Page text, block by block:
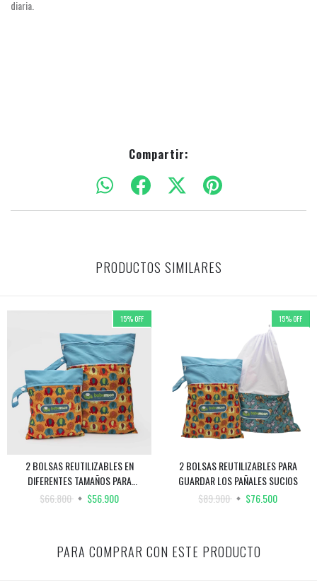
diaria.
Compartir:
PRODUCTOS SIMILARES
15% OFF
2 BOLSAS REUTILIZABLES EN
DIFERENTES TAMAÑOS PARA
GUARDAR LOS PAÑALES SUCIOS EN
$66.800 $56.900
15% OFF
2 BOLSAS REUTILIZABLES PARA
GUARDAR LOS PAÑALES SUCIOS
$89.900
$76.500
PARA COMPRAR CON ESTE PRODUCTO